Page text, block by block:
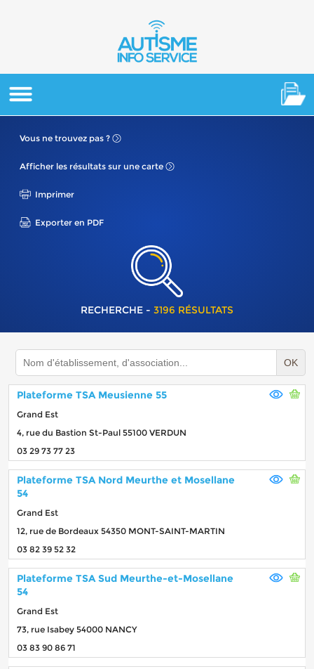
Vous ne trouvez pas ?
Afficher les résultats sur une carte
Imprimer
Exporter en PDF
RECHERCHE - 3196 RÉSULTATS
OK
Plateforme TSA Meusienne 55
Grand Est
4, rue du Bastion St-Paul 55100 VERDUN
03 29 73 77 23
Plateforme TSA Nord Meurthe et Mosellane
54
Grand Est
12, rue de Bordeaux 54350 MONT-SAINT-MARTIN
03 82 39 52 32
Plateforme TSA Sud Meurthe-et-Mosellane
54
Grand Est
73, rue Isabey 54000 NANCY
03 83 90 86 71